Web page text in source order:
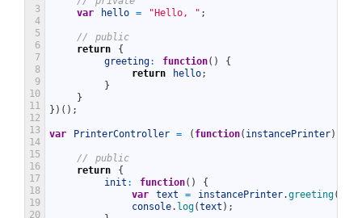
3
4
5
6
7
8
9
10
11
12
13
14
15
16
17
18
19
20
var
hello = "Hello, " ;
// public
return
{
greeting: function( )
{
return
hello;
}
}
} ) ( ) ;
var PrinterController = ( function( instancePrinter)
// public
return
{
init : function( )
{
var
text = instancePrinter.greeting(
console. log(text ) ;